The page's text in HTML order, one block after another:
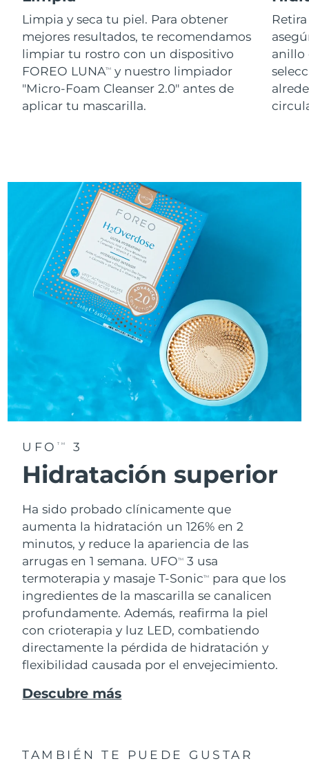
Limpia y seca tu piel. Para obtener
mejores resultados, te recomendamos
limpiar tu rostro con un dispositivo
FOREO LUNATM
y nuestro limpiador
"Micro-Foam Cleanser 2.0" antes de
aplicar tu mascarilla.
anillo
UFO TM 3
Hidratación superior
Ha sido probado clínicamente que
aumenta la hidratación un 126% en 2
minutos, y reduce la apariencia de las
arrugas en 1 semana. UFOTM
3 usa
termoterapia y masaje T-SonicTM
para que los
ingredientes de la mascarilla se canalicen
profundamente. Además, reafirma la piel
con crioterapia y luz LED, combatiendo
directamente la pérdida de hidratación y
flexibilidad causada por el envejecimiento.
Descubre más
TAMBIÉN TE PUEDE GUSTAR